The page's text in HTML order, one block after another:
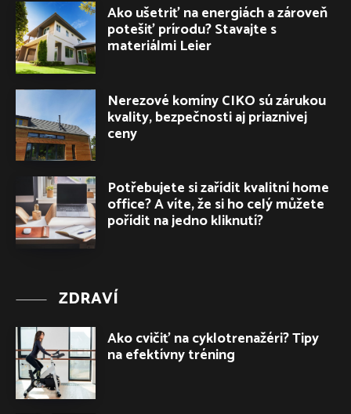
Ako ušetriť na energiách a zároveň
potešiť prírodu? Stavajte s
materiálmi Leier
Nerezové komíny CIKO sú zárukou
kvality, bezpečnosti aj priaznivej
ceny
Potřebujete si zařídit kvalitní home
office? A víte, že si ho celý můžete
pořídit na jedno kliknutí?
ZDRAVÍ
Ako cvičiť na cyklotrenažéri? Tipy
na efektívny tréning